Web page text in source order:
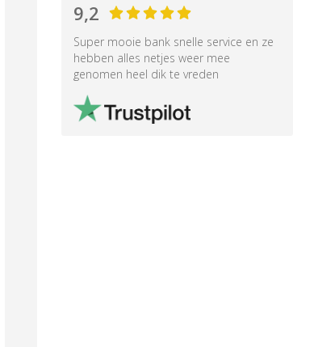
9,2
Super mooie bank snelle service en ze
hebben alles netjes weer mee
genomen heel dik te vreden